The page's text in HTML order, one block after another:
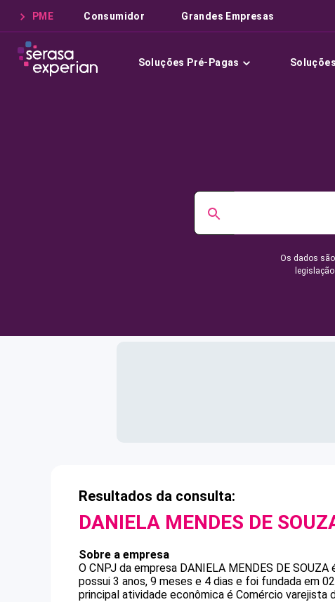
PME Consumidor Grandes Empresas
Soluções Pré-Pagas
Os dados
Resultados da consulta:
DANIELA MENDES DE
Sobre a empresa
O CNPJ da empresa DANIELA MENDES DE SOUZA
possui 3 anos, 9 meses e 4 dias e foi fundada em
principal atividade econômica é Comércio varejista